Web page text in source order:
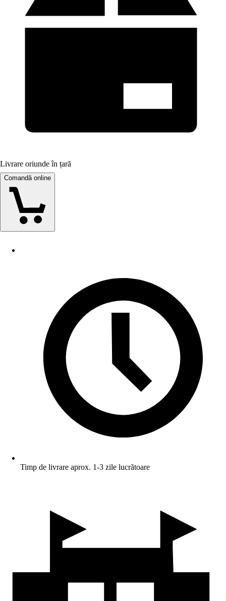
Livrare oriunde în țară
Comandă online
Timp de livrare aprox. 1-3 zile lucrătoare